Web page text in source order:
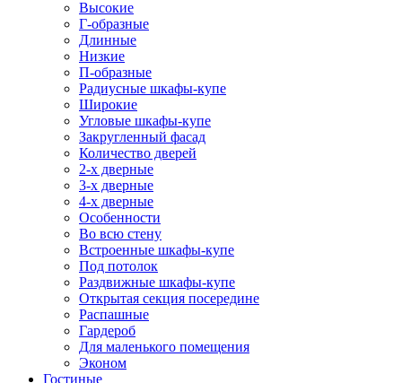
Высокие
Г-образные
Длинные
Низкие
П-образные
Радиусные шкафы-купе
Широкие
Угловые шкафы-купе
Закругленный фасад
Количество дверей
2-х дверные
3-х дверные
4-х дверные
Особенности
Во всю стену
Встроенные шкафы-купе
Под потолок
Раздвижные шкафы-купе
Открытая секция посередине
Распашные
Гардероб
Для маленького помещения
Эконом
Гостиные